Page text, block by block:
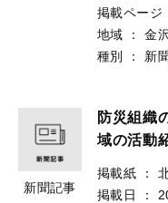
掲載ページ
地域
：
金
種別
： 新
新聞記事
防災組
域の活動
掲載紙 ：
掲載日
：